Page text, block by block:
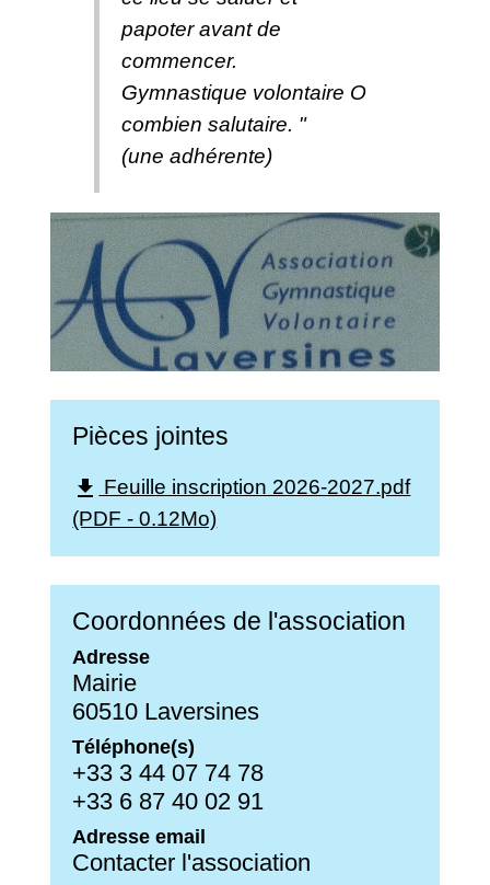
papoter avant de
commencer.
Gymnastique volontaire O
combien salutaire. "
(une adhérente)
Pièces jointes
file_download Feuille inscription 2026-2027.pdf
(PDF - 0.12Mo)
Coordonnées de l'association
Adresse
Mairie
60510 Laversines
Téléphone(s)
+33 3 44 07 74 78
+33 6 87 40 02 91
Adresse email
Contacter l'association